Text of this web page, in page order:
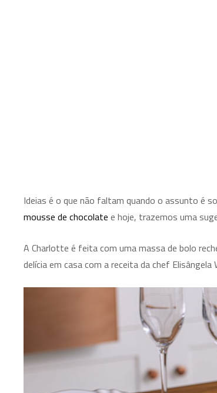
Ideias é o que não faltam quando o assunto é
mousse de chocolate e hoje, trazemos uma
A Charlotte é feita com uma massa de bolo
delícia em casa com a receita da chef